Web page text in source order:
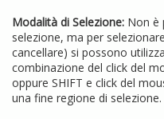
Modalità di Selezione: Non è
selezione, ma per
cancellare) si possono
combinazione del click del
oppure SHIFT e click del
una fine regione di selezione.